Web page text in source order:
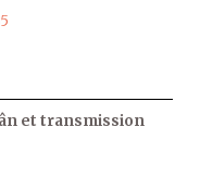
et transmission